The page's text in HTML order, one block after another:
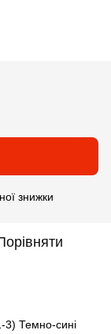
знижки
3) Темно-сині